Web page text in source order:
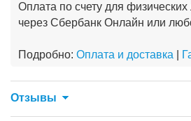
Оплата по счету для физических
через Сбербанк Онлайн или
Подробно: Оплата и доставка
Отзывы